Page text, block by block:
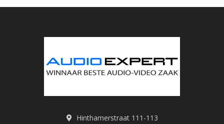
Hinthamerstraat 111-113